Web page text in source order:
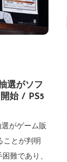
選がソフ
始 / PS5
がゲーム販
ことが判明
難であり、